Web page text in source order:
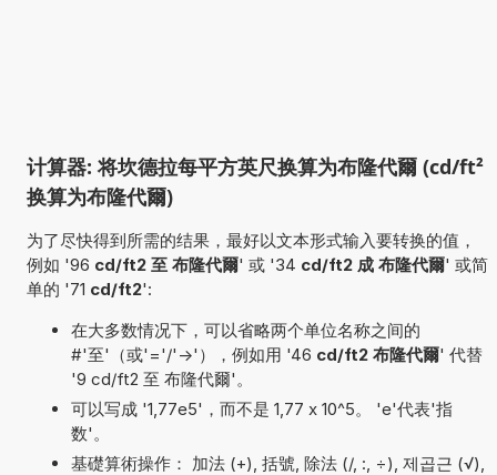
计算器: 将坎德拉每平方英尺换算为布隆代爾 (cd/ft²
换算为布隆代爾)
为了尽快得到所需的结果，最好以文本形式输入要转换的值，
例如 '96 cd/ft2 至 布隆代爾' 或 '34 cd/ft2 成 布隆代爾' 或简
单的 '71 cd/ft2':
在大多数情况下，可以省略两个单位名称之间的
#'至'（或'='/'->'），例如用 '46 cd/ft2 布隆代爾' 代替
'9 cd/ft2 至 布隆代爾'。
可以写成 '1,77e5'，而不是 1,77 x 10^5。 'e'代表'指
数'。
基礎算術操作： 加法 (+), 括號, 除法 (/, :, ÷), 제곱근 (√),